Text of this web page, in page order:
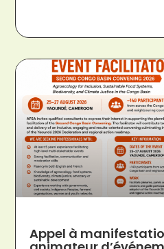
Appel à